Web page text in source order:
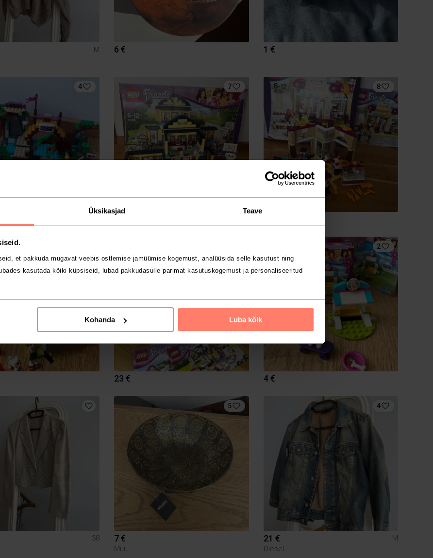
Üksikasjad Teave
et pakkuda mugavat veebis ostlemise jamüümise kogemust, analüüsida selle kasutust ning
kasutada kõiki küpsiseid, lubad pakkudasulle parimat kasutuskogemust ja personaliseeritud
Kohanda Luba kõik
M
6 € 1 €
4 7 8
23 €
2
4 €
38
5
7 €
Muu
4
21 €
M
Diesel